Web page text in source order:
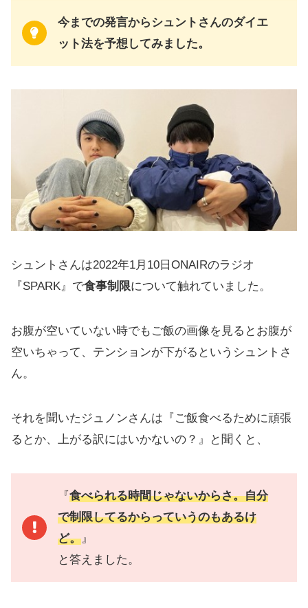
今までの発言からシュントさんのダイエ
ット法を予想してみました。
シュントさんは2022年1月10日ONAIRのラジオ
『SPARK』で食事制限について触れていました。
お腹が空いていない時でもご飯の画像を見るとお腹が
空いちゃって、テンションが下がるというシュントさ
ん。
それを聞いたジュノンさんは『ご飯食べるために頑張
るとか、上がる訳にはいかないの？』と聞くと、
『食べられる時間じゃないからさ。自分
で制限してるからっていうのもあるけ
ど。』
と答えました。